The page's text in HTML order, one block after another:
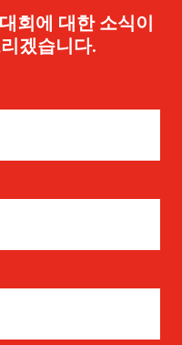
회에 대한 소식이
겠습니다.